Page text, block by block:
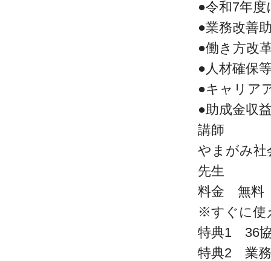
●令和7年
●業務改善
●働き方改
●人材確保
●キャリア
●助成金収
講師
やまがみ
先生
料金 無料
※すぐに使
特典1 36
特典2 業務